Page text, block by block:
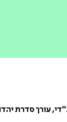
לאור 'לדורות',